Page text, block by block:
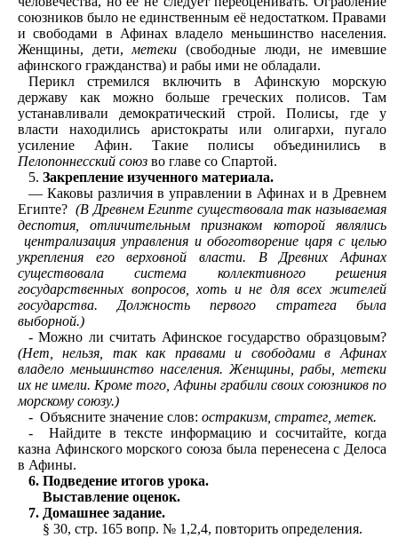
союзников было не единственным её недостатком. Правами
и свободами в Афинах владело меньшинство населения.
Женщины, дети,метеки (свободные люди, не имевшие
афинского гражданства) и рабы ими не обладали.
Перикл стремился включить в Афинскую морскую
державу как можно больше греческих полисов. Там
устанавливали демократический строй. Полисы, где у
власти находились аристократы или олигархи, пугало
усиление Афин. Такие полисы объединились в
Пелопоннесский союз во главе со Спартой.
Закрепление изученного материала.
— Каковы различия в управлении в Афинах и в Древнем
Египте?(В Древнем Египте существовала так называемая
деспотия, отличительным признаком которой являлись
централизация управления и обоготворение царя с целью
укрепления его верховной власти. В Древних Афинах
существовала система коллективного решения
государственных вопросов, хоть и не для всех жителей
государства. Должность первого стратега была
выборной.)
- Можно ли считать Афинское государство образцовым?
(Нет, нельзя, так как правами и свободами в Афинах
владело меньшинство населения. Женщины, рабы, метеки
их не имели. Кроме того, Афины грабили своих союзников по
морскому союзу.)
- Объясните значение слов: остракизм, стратег, метек.
- Найдите в тексте информацию и сосчитайте, когда
казна Афинского морского союза была перенесена с Делоса
в Афины.
6. Подведение итогов урока.
Выставление оценок.
7. Домашнее задание.
§ 30, стр. 165 вопр. № 1,2,4, повторить определения.